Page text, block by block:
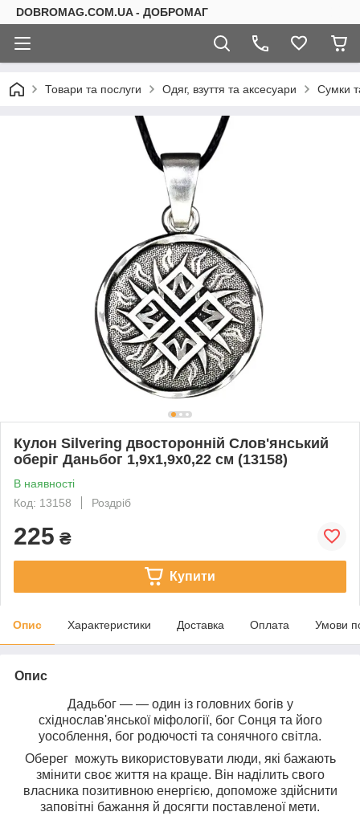
DOBROMAG.COM.UA - ДОБРОМАГ
Товари та послуги Одяг, взуття та аксесуари Сумки
Кулон Silvering двосторонній Слов'янський
оберіг Даньбог 1,9х1,9х0,22 см (13158)
В наявності
Код: 13158
Роздріб
225 ₴
Купити
Опис Характеристики Доставка Оплата Умови
Опис
Дадьбог — — один із головних богів у
східнослав'янської міфології, бог Сонця та його
уособлення, бог родючості та сонячного світла.
Оберег можуть використовувати люди, які бажають
змінити своє життя на краще. Він наділить свого
власника позитивною енергією, допоможе здійснити
заповітні бажання й досягти поставленої мети.